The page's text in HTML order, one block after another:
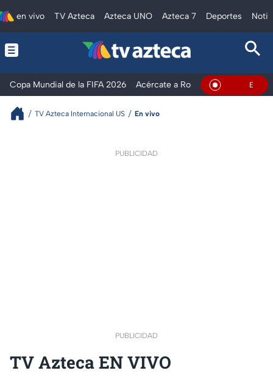
en vivo TV Azteca Azteca UNO Azteca 7 Deportes
Copa Mundial de la FIFA 2026 Acércate a Rocío Ventaneando
En Vivo
TV Azteca Internacional US En vivo
PUBLICIDAD
PUBLICIDAD
TV Azteca EN VIVO